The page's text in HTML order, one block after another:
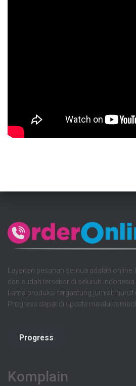
Layanan pesanan semua adalah
dan sudah tersebar di seluruh
Lama produksi tergantung jumlah huruf
Progress dapat di update melalui
Progress
Komplain